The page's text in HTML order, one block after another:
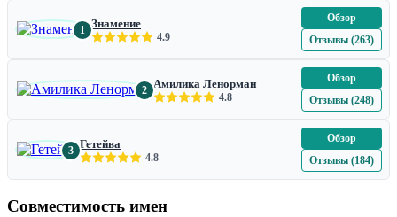
1 Знамение
4.9
Обзор
Отзывы (263)
2 Амилика Ленорман
4.8
Обзор
Отзывы (248)
3 Гетейва
4.8
Обзор
Отзывы (184)
Совместимость имен